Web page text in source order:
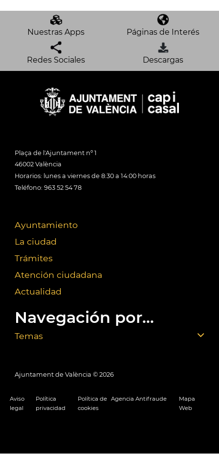
Nuestras Apps Páginas de Interés
Redes Sociales Descargas
Plaça de l'Ajuntament nº 1
46002 València
Horarios: lunes a viernes de 8:30 a 14:00 horas
Teléfono: 963 52 54 78
Ayuntamiento
La ciudad
Trámites
Atención ciudadana
Actualidad
Navegación por...
Temas
Ajuntament de València © 2026
Aviso
legal
Política
privacidad
Política de
cookies
Agencia Antifraude
Mapa
Web